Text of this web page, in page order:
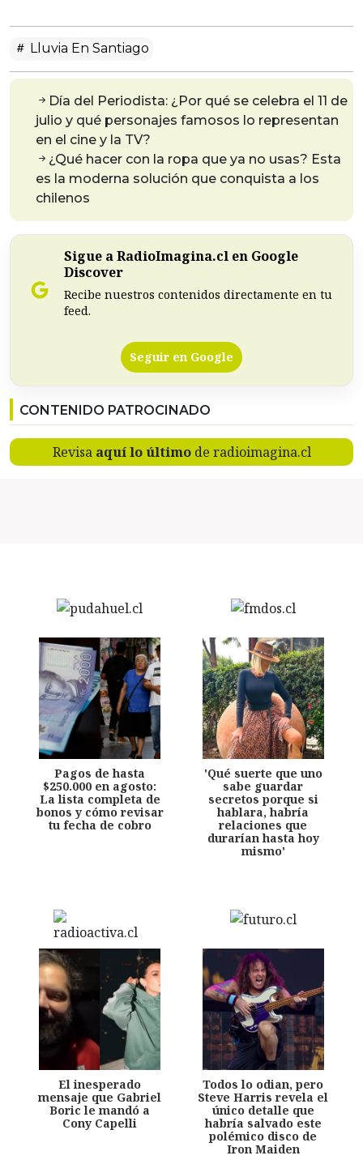
Lluvia En Santiago
Día del Periodista: ¿Por qué se celebra el 11 de
julio y qué personajes famosos lo representan
en el cine y la TV?
¿Qué hacer con la ropa que ya no usas? Esta
es la moderna solución que conquista a los
chilenos
Sigue a RadioImagina.cl en Google
Discover
Recibe nuestros contenidos directamente en tu
feed.
Seguir en Google
CONTENIDO PATROCINADO
Revisa aquí lo últimode radioimagina.cl
Pagos de hasta
$250.000 en agosto:
La lista completa de
bonos y cómo revisar
tu fecha de cobro
'Qué suerte que uno
sabe guardar
secretos porque si
hablara, habría
relaciones que
durarían hasta hoy
mismo'
El inesperado
mensaje que Gabriel
Boric le mandó a
Cony Capelli
Todos lo odian, pero
Steve Harris revela el
único detalle que
habría salvado este
polémico disco de
Iron Maiden